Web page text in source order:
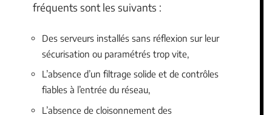
fréquents sont les suivants :
Des serveurs installés sans réflexion sur leur
sécurisation ou paramétrés trop vite,
L’absence d’un filtrage solide et de contrôles
fiables à l’entrée du réseau,
L’absence de cloisonnement des